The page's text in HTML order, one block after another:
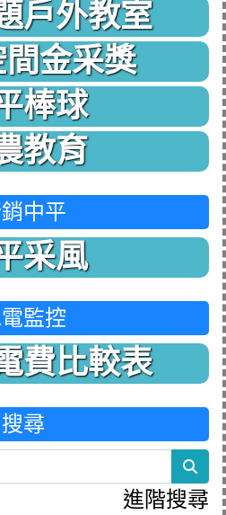
戶外教室
金采獎
棒球
教育
中平
采風
監控
費比較表
搜尋
進階搜尋